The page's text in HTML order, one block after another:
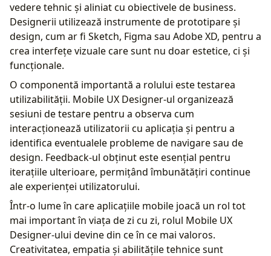
vedere tehnic și aliniat cu obiectivele de business.
Designerii utilizează instrumente de prototipare și
design, cum ar fi Sketch, Figma sau Adobe XD, pentru a
crea interfețe vizuale care sunt nu doar estetice, ci și
funcționale.
O componentă importantă a rolului este testarea
utilizabilității. Mobile UX Designer-ul organizează
sesiuni de testare pentru a observa cum
interacționează utilizatorii cu aplicația și pentru a
identifica eventualele probleme de navigare sau de
design. Feedback-ul obținut este esențial pentru
iterațiile ulterioare, permițând îmbunătățiri continue
ale experienței utilizatorului.
Într-o lume în care aplicațiile mobile joacă un rol tot
mai important în viața de zi cu zi, rolul Mobile UX
Designer-ului devine din ce în ce mai valoros.
Creativitatea, empatia și abilitățile tehnice sunt